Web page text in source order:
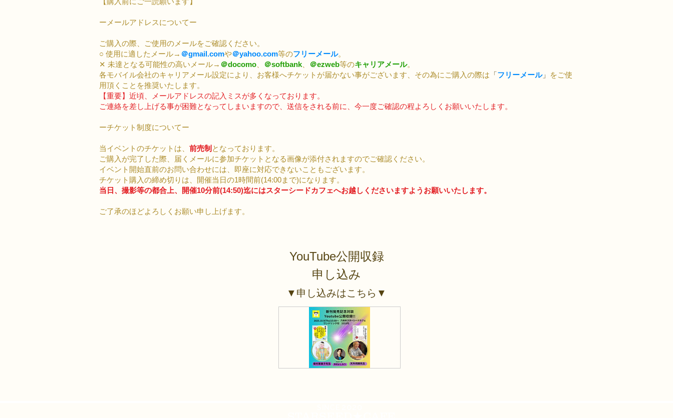
ーメールアドレスについてー
ご購入の際、ご使用のメールをご確認ください。
○ 使用に適したメール→ ＠gmail.comや＠yahoo.com等のフリーメール。
✕ 未達となる可能性の高いメール→ ＠docomo ＠softbank ＠ezweb等のキャリアメール。
各モバイル会社のキャリアメール設定により、お客様へチケットが届かない事がございます、その為にご購入の際は 「フリーメール」
をご使
用頂くことを推奨いたします。
【重要】近頃​、メールアドレスの記入ミスが多くなっております。
ご連絡を差し上げる事が困難となってしまいますので、送信をされる前に、今一度ご確認の程よろしくお願いいたします。
ーチケット制度についてー
当イベントのチケットは、 前売制 となっております。
ご購入が完了した際、届くメールに参加チケットとなる画像が添付されますのでご確認ください。
イベント開始直前のお問い合わせには、即座に対応できないこともございます。
チケット購入の締め切りは、開催当日の1時間前(14:00まで)になります。
当日、撮影等の都合上、開催10分前(14:50)迄にはスターシードカフェへお越しくださいますようお願いいたします。
​ご了承のほどよろしくお願い申し上げます。
YouTube公開収録
​申し込み
▼申し込みはこちら▼